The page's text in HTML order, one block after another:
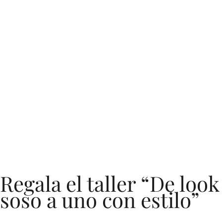
Regala el taller “De look
soso a uno con estilo”